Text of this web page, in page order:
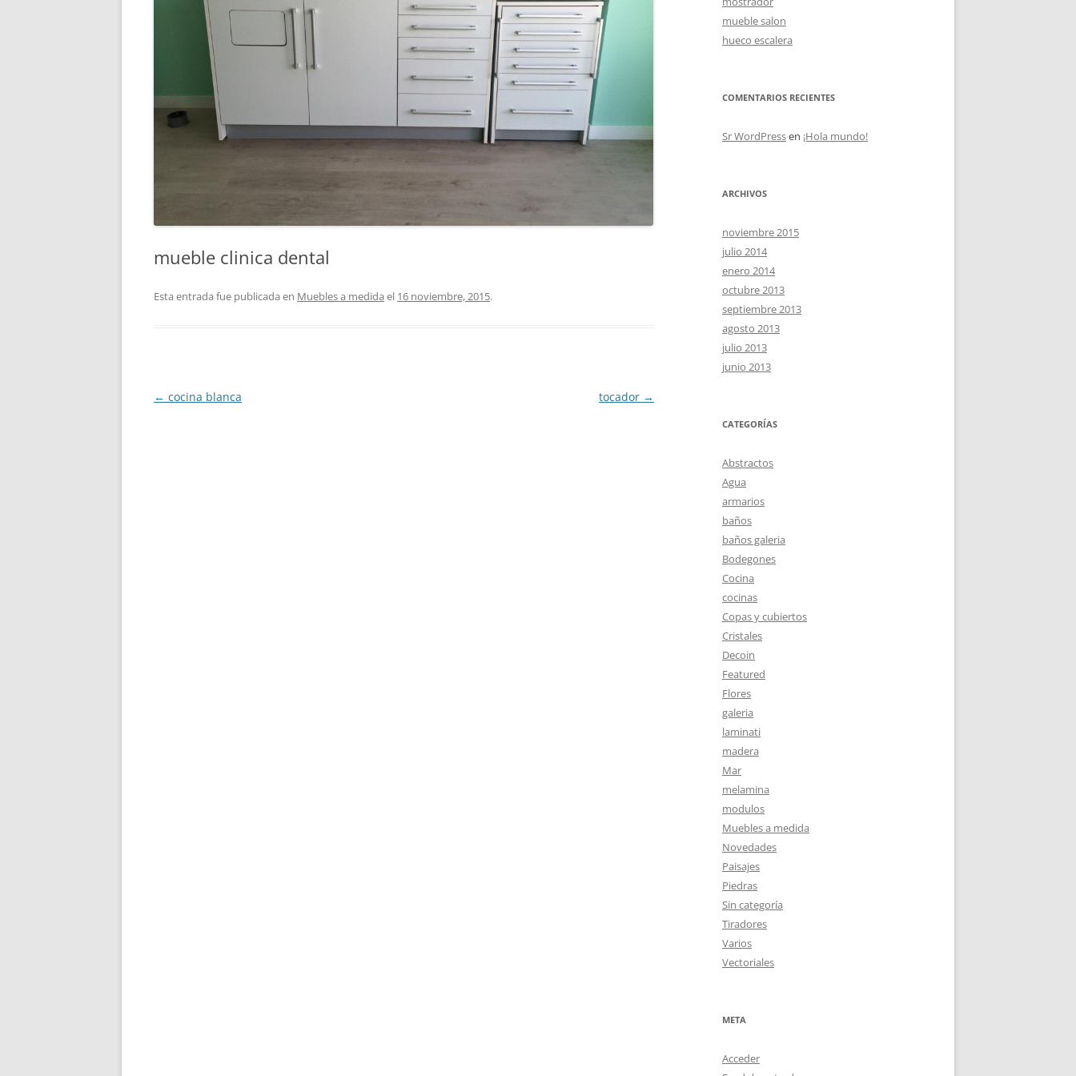
MAR
VARIOS
mueble clinica dental
Esta entrada fue publicada en Muebles a medida el 16 noviembre, 2015.
Navegación
← cocina blanca tocador →
mueble salon
hueco escalera
COMENTARIOS RECIENTES
Sr WordPressen ¡Hola mundo!
ARCHIVOS
noviembre 2015
julio 2014
enero 2014
octubre 2013
septiembre 2013
agosto 2013
julio 2013
junio 2013
CATEGORÍAS
Abstractos
Agua
armarios
baños
baños galeria
Bodegones
Cocina
cocinas
Copas y cubiertos
Cristales
Decoin
Featured
Flores
galeria
laminati
madera
Mar
melamina
modulos
Muebles a medida
Novedades
Paisajes
Piedras
Sin categoría
Tiradores
Varios
Vectoriales
META
Acceder